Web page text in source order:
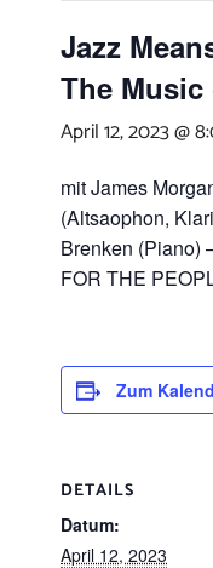
Jazz
The
April 12, 2023 @
mit James
(Altsaophon,
Brenken (Piano)
FOR THE
Zum
DETAILS
Datum:
April 12, 2023